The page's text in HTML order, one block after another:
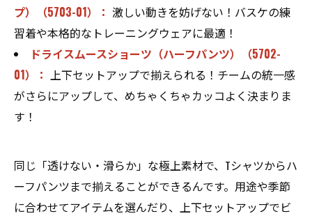
プ）（5703-01）： 激しい動きを妨げない！バスケの練
習着や本格的なトレーニングウェアに最適！
ドライスムースショーツ（ハーフパンツ）（5702-
01）： 上下セットアップで揃えられる！チームの統一感
がさらにアップして、めちゃくちゃカッコよく決まりま
す！
同じ「透けない・滑らか」な極上素材で、Tシャツからハ
ーフパンツまで揃えることができるんです。用途や季節
に合わせてアイテムを選んだり、上下セットアップでビ